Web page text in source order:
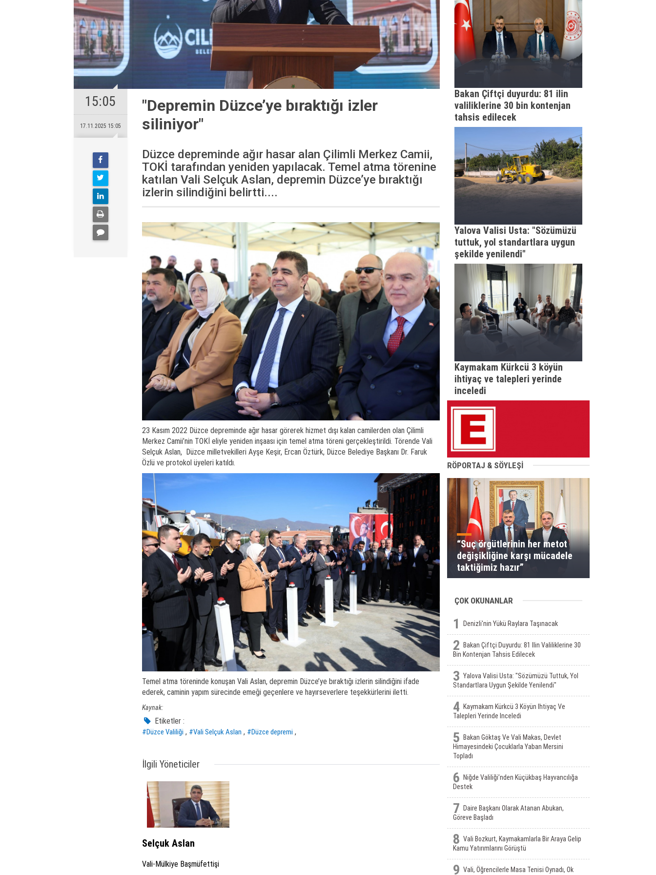
15:05
17.11.2025 15:05
"Depremin Düzce’ye bıraktığı izler
siliniyor"
Düzce depreminde ağır hasar alan Çilimli Merkez Camii,
TOKİ tarafından yeniden yapılacak. Temel atma törenine
katılan Vali Selçuk Aslan, depremin Düzce’ye bıraktığı
izlerin silindiğini belirtti....
23 Kasım 2022 Düzce depreminde ağır hasar görerek hizmet dışı kalan camilerden olan Çilimli
Merkez Camii’nin TOKİ eliyle yeniden inşaası için temel atma töreni gerçekleştirildi. Törende Vali
Selçuk Aslan, Düzce milletvekilleri Ayşe Keşir, Ercan Öztürk, Düzce Belediye Başkanı Dr. Faruk
Özlü ve protokol üyeleri katıldı.
Temel atma töreninde konuşan Vali Aslan, depremin Düzce’ye bıraktığı izlerin silindiğini ifade
ederek, caminin yapım sürecinde emeği geçenlere ve hayırseverlere teşekkürlerini iletti.
Kaynak:
Etiketler :
#Düzce Valiliği , #Vali Selçuk Aslan , #Düzce depremi ,
İlgili Yöneticiler
Selçuk Aslan
Vali-Mülkiye Başmüfettişi
Bakan Çiftçi duyurdu: 81 ilin
valiliklerine 30 bin kontenjan
tahsis edilecek
Yalova Valisi Usta: "Sözümüzü
tuttuk, yol standartlara uygun
şekilde yenilendi"
Kaymakam Kürkcü 3 köyün
ihtiyaç ve talepleri yerinde
inceledi
RÖPORTAJ & SÖYLEŞİ
“Suç örgütlerinin her metot
değişikliğine karşı mücadele
taktiğimiz hazır”
ÇOK OKUNANLAR
1 Denizli'nin Yükü Raylara Taşınacak
2
Bakan Çiftçi Duyurdu: 81 Ilin Valiliklerine 30
Bin Kontenjan Tahsis Edilecek
3 Yalova Valisi Usta: "Sözümüzü Tuttuk, Yol
Standartlara Uygun Şekilde Yenilendi"
4
Kaymakam Kürkcü 3 Köyün Ihtiyaç Ve
Talepleri Yerinde Inceledi
5
Bakan Göktaş Ve Vali Makas, Devlet
Himayesindeki Çocuklarla Yaban Mersini
Topladı
6
Niğde Valiliği’nden Küçükbaş Hayvancılığa
Destek
7
Daire Başkanı Olarak Atanan Abukan,
Göreve Başladı
8 Vali Bozkurt, Kaymakamlarla Bir Araya Gelip
Kamu Yatırımlarını Görüştü
9 Vali, Öğrencilerle Masa Tenisi Oynadı, Ok